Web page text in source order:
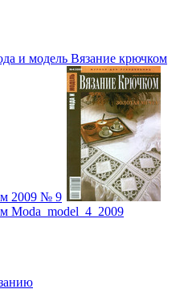
и модель Вязание крючком
2009 № 9
Moda_model_4_2009